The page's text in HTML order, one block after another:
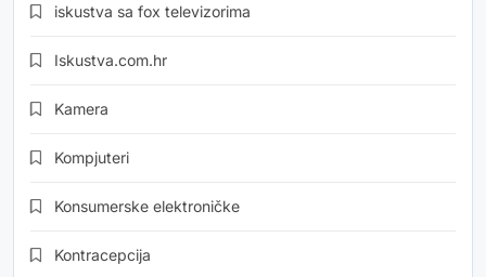
iskustva sa fox televizorima
Iskustva.com.hr
Kamera
Kompjuteri
Konsumerske elektroničke
Kontracepcija